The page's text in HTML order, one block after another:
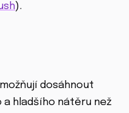
).
dosáhnout
hladšího nátěru než